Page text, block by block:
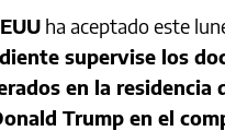
ha aceptado este
supervise los
en la residencia
Trump en el